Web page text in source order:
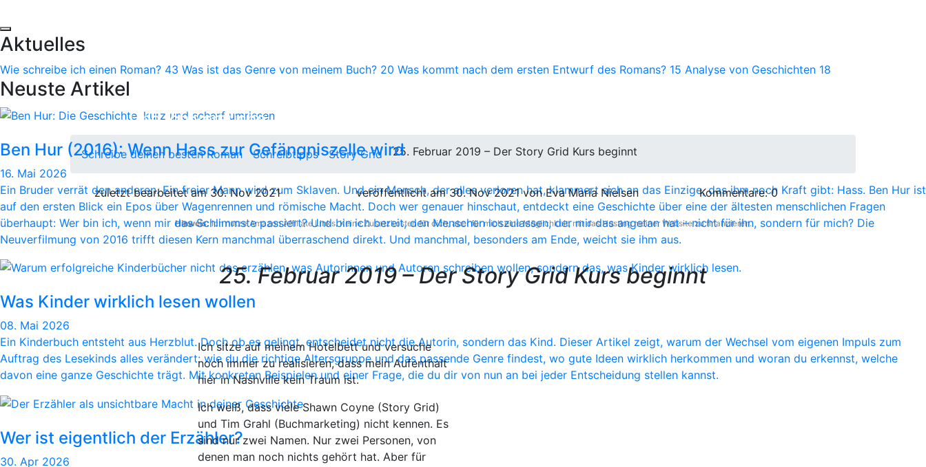
Aktuelles
Wie schreibe ich einen Roman? 43 Was ist das Genre von meinem Buch? 20 Was kommt nach dem ersten Entwurf des Romans? 15 Analyse von Geschichten 18
Neuste Artikel
Ben Hur (2016): Wenn Hass zur Gefängniszelle wird
16. Mai 2026
Ein Bruder verrät den anderen. Ein freier Mann wird zum Sklaven. Und ein Mensch, der alles verloren hat, klammert sich an das Einzige, das ihm noch Kraft gibt: Hass. Ben Hur ist
auf den ersten Blick ein Epos über Wagenrennen und römische Macht. Doch wer genauer hinschaut, entdeckt eine Geschichte über eine der ältesten menschlichen Fragen
überhaupt: Wer bin ich, wenn mir das Schlimmste passiert? Und bin ich bereit, den Menschen loszulassen, der mir das angetan hat – nicht für ihn, sondern für mich? Die
Neuverfilmung von 2016 trifft diesen Kern manchmal überraschend direkt. Und manchmal, besonders am Ende, weicht sie ihm aus.
Was Kinder wirklich lesen wollen
08. Mai 2026
Ein Kinderbuch entsteht aus Herzblut. Doch ob es gelingt, entscheidet nicht die Autorin, sondern das Kind. Dieser Artikel zeigt, warum der Wechsel vom eigenen Impuls zum
Auftrag des Lesekinds alles verändert: wie du die richtige Altersgruppe und das passende Genre findest, wo gute Ideen wirklich herkommen und woran du erkennst, welche
davon eine ganze Geschichte trägt. Mit konkreten Beispielen und einer Frage, die du dir von nun an bei jeder Entscheidung stellen kannst.
Wer ist eigentlich der Erzähler?
30. Apr 2026
Der erste Tag des Lehrgangs, um ein zertifizierter
Story Grid Lektor zu werden, neigt sich dem Ende.
Und ich versuche, mein Glück zu fassen.
Schreibe deinen besten Roman Schreibtipps Story Grid 25. Februar 2019 – Der Story Grid Kurs beginnt
zuletzt bearbeitet am 30. Nov 2021 veröffentlicht am 30. Nov 2021 von Eva Maria Nielsen Kommentare:0
Hinweis: Ich nutze Amazon Affiliate Links. Keine Zusatzkosten für dich, aber für mich eine Möglichkeit, mir das Hosting meiner Website zu finanzieren.
25. Februar 2019 – Der Story Grid Kurs beginnt
Ich sitze auf meinem Hotelbett und versuche
noch immer zu realisieren, dass mein Aufenthalt
hier in Nashville kein Traum ist.
Ich weiß, dass viele Shawn Coyne (Story Grid)
und Tim Grahl (Buchmarketing) nicht kennen. Es
sind nur zwei Namen. Nur zwei Personen, von
denen man noch nichts gehört hat. Aber für